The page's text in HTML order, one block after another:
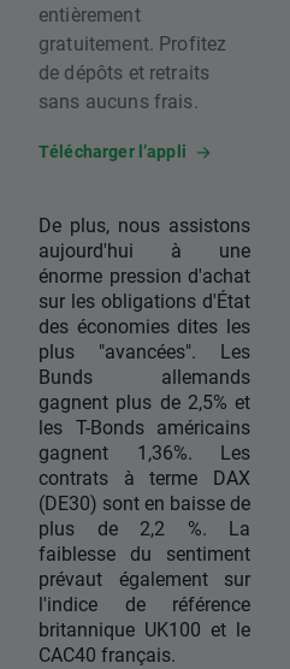
entièrement
gratuitement. Profitez
de dépôts et retraits
sans aucuns frais.
Télécharger l’appli
De plus, nous assistons
aujourd'hui à une
énorme pression d'achat
sur les obligations d'État
des économies dites les
plus "avancées". Les
Bunds allemands
gagnent plus de 2,5% et
les T-Bonds américains
gagnent 1,36%. Les
contrats à terme DAX
(DE30) sont en baisse de
plus de 2,2 %. La
faiblesse du sentiment
prévaut également sur
l'indice de référence
britannique UK100 et le
CAC40 français.